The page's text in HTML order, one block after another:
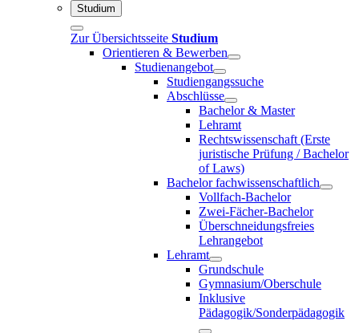
Studium
Zur Übersichtsseite Studium
Orientieren & Bewerben
Studienangebot
Studiengangssuche
Abschlüsse
Bachelor & Master
Lehramt
Rechtswissenschaft (Erste
juristische Prüfung / Bachelor
of Laws)
Bachelor fachwissenschaftlich
Vollfach-Bachelor
Zwei-Fächer-Bachelor
Überschneidungsfreies
Lehrangebot
Lehramt
Grundschule
Gymnasium/Oberschule
Inklusive
Pädagogik/Sonderpädagogik